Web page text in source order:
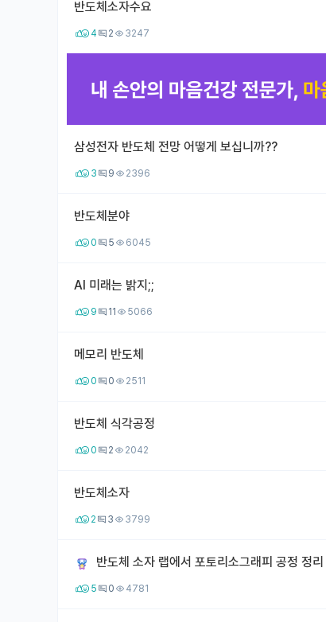
반도체소자수요
4 2 3247
삼성전자 반도체 전망 어떻게 보십니까??
3 9 2396
반도체분야
0 5 6045
AI 미래는 밝지;;
9 11 5066
메모리 반도체
0 0 2511
반도체 식각공정
0 2 2042
반도체소자
2 3 3799
반도체 소자 랩에서 포토리소그래피 공정
5 0 4781